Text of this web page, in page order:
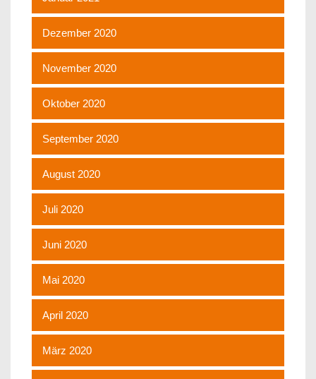
Dezember 2020
November 2020
Oktober 2020
September 2020
August 2020
Juli 2020
Juni 2020
Mai 2020
April 2020
März 2020